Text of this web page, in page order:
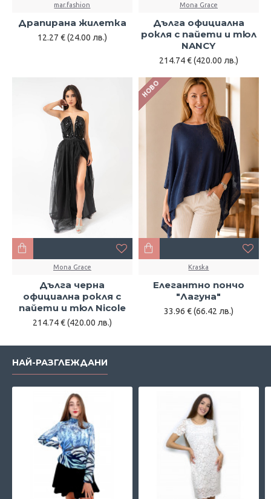
mar.fashion
Драпирана жилетка
12.27 € (24.00 лв.)
Mona Grace
Дълга официална
рокля с пайети и тюл
NANCY
214.74 € (420.00 лв.)
Mona Grace
Дълга черна
официална рокля с
пайети и тюл Nicole
214.74 € (420.00 лв.)
НОВО
Kraska
Елегантно пончо
"Лагуна"
33.96 € (66.42 лв.)
НАЙ-РАЗГЛЕЖДАНИ